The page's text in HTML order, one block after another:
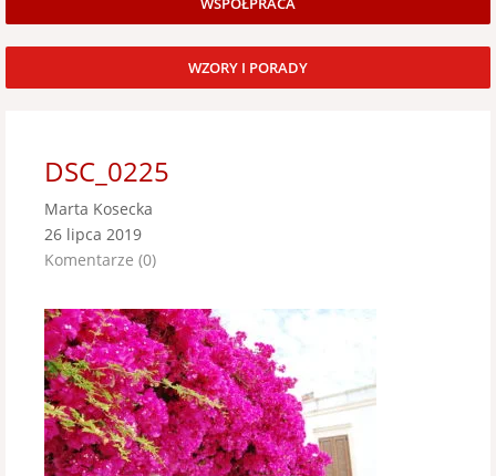
WZORY I PORADY
DSC_0225
Marta Kosecka
26 lipca 2019
Komentarze (0)